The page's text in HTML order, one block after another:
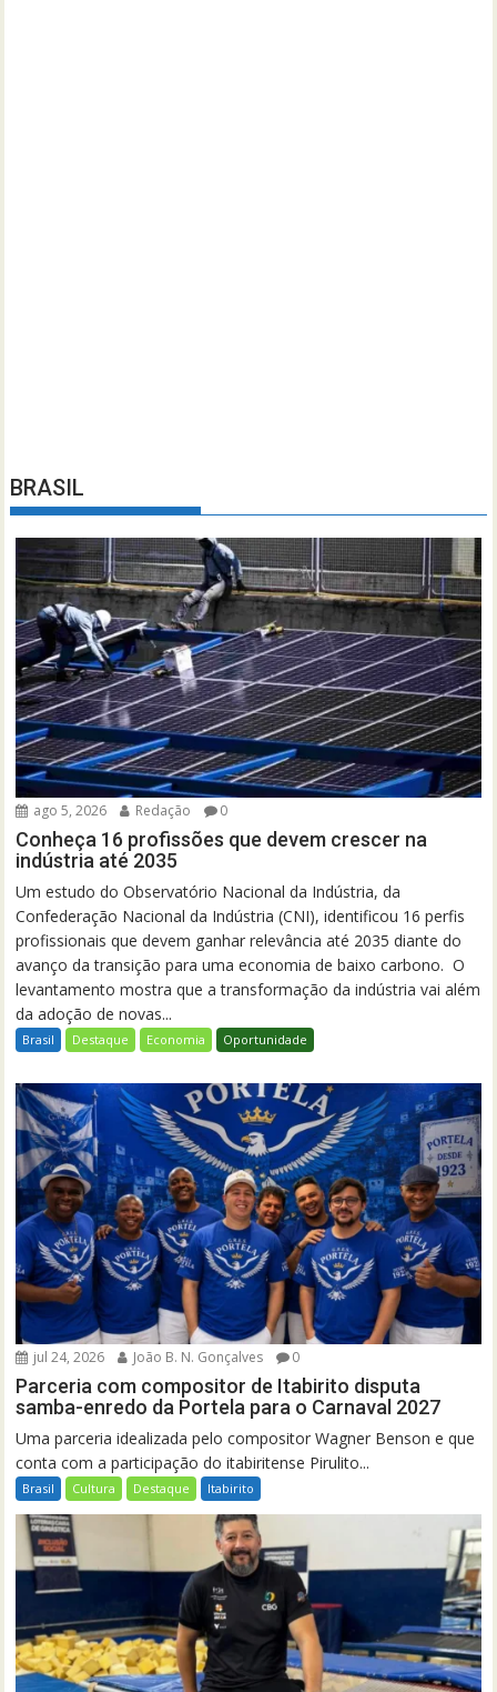
BRASIL
ago 5, 2026 Redação 0
Conheça 16 profissões que devem crescer na
indústria até 2035
Um estudo do Observatório Nacional da Indústria, da
Confederação Nacional da Indústria (CNI), identificou 16 perfis
profissionais que devem ganhar relevância até 2035 diante do
avanço da transição para uma economia de baixo carbono. O
levantamento mostra que a transformação da indústria vai além
da adoção de novas...
Brasil Destaque Economia Oportunidade
jul 24, 2026 João B. N. Gonçalves 0
Parceria com compositor de Itabirito disputa
samba-enredo da Portela para o Carnaval 2027
Uma parceria idealizada pelo compositor Wagner Benson e que
conta com a participação do itabiritense Pirulito...
Brasil Cultura Destaque Itabirito